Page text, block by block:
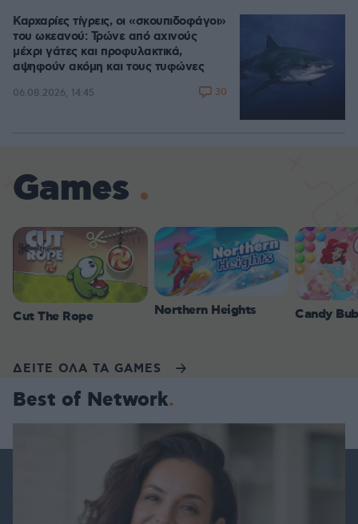
Καρχαρίες τίγρεις, οι «σκουπιδοφάγοι»
του ωκεανού: Τρώνε από αχινούς
μέχρι γάτες και προφυλακτικά,
αψηφούν ακόμη και τους τυφώνες
06.08.2026, 14:45 30
Games
Cut The Rope Northern Heights Candy
ΔΕΙΤΕ ΟΛΑ ΤΑ GAMES
Best of Network